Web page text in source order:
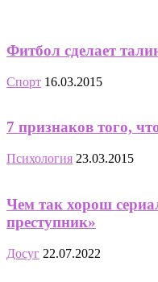
Фитбол сделает
Спорт 16.03.2015
7 признаков того,
Психология 23.03.2015
Чем так хорош
преступник»
Досуг 22.07.2022